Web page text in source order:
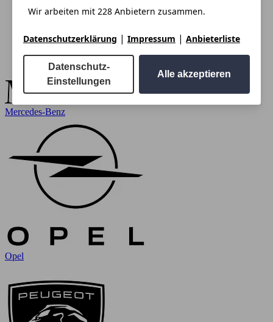
Wir arbeiten mit 228 Anbietern zusammen.
Datenschutzerklärung | Impressum | Anbieterliste
Datenschutz-
Einstellungen
Alle akzeptieren
Mercedes-Benz
Opel